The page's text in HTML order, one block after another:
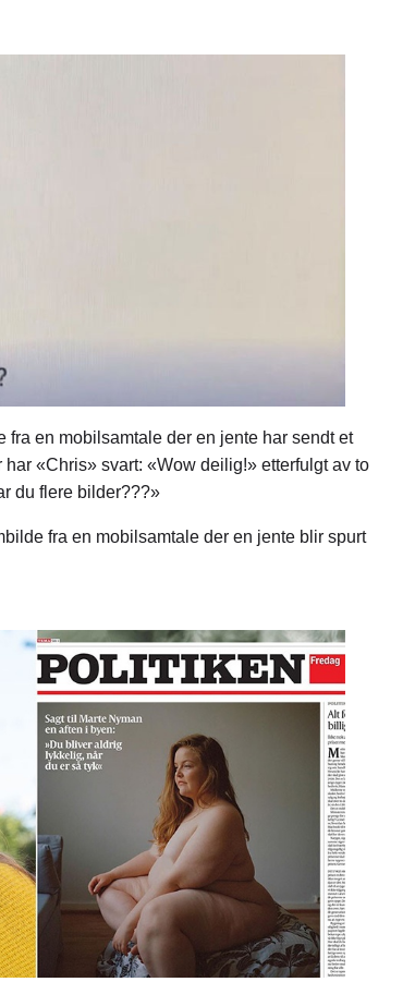
fra en mobilsamtale der en jente har sendt et
«Chris» svart: «Wow deilig!» etterfulgt av to
du flere bilder???»
fra en mobilsamtale der en jente blir spurt